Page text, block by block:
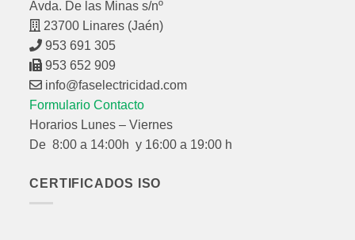
Avda. De las Minas s/nº
23700 Linares (Jaén)
953 691 305
953 652 909
info@faselectricidad.com
Formulario Contacto
Horarios Lunes – Viernes
De 8:00 a 14:00h y 16:00 a 19:00 h
CERTIFICADOS ISO